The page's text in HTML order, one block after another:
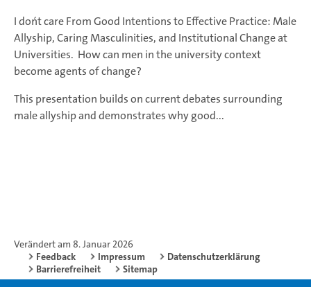
I don´t care From Good Intentions to Effective Practice: Male
Allyship, Caring Masculinities, and Institutional Change at
Universities. How can men in the university context
become agents of change?
This presentation builds on current debates surrounding
male allyship and demonstrates why good...
Verändert am 8. Januar 2026
Feedback
Impressum
Datenschutzerklärung
Barrierefreiheit
Sitemap